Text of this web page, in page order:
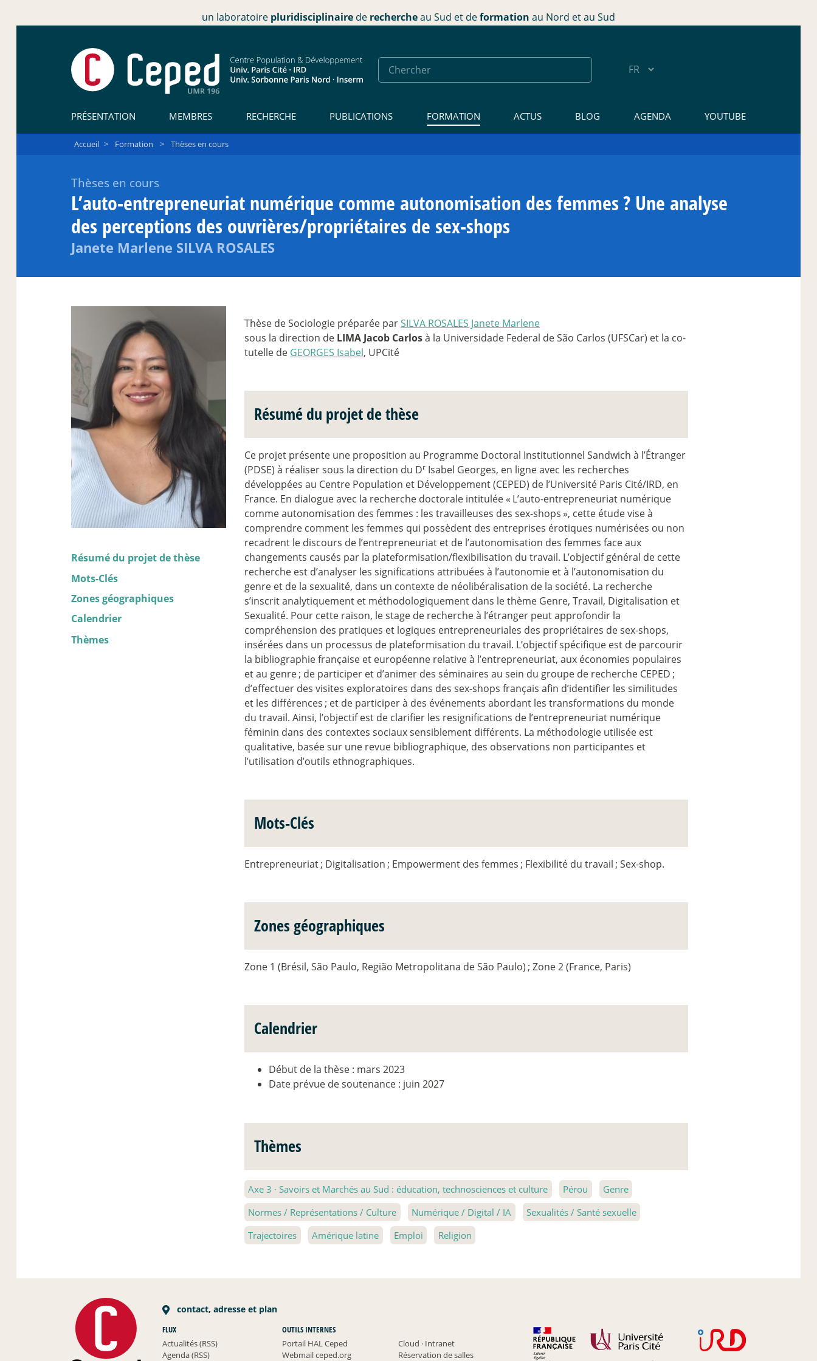
un laboratoire pluridisciplinaire de rechercheau Sud et deformation au Nord et au Sud
PRÉSENTATION MEMBRES RECHERCHE PUBLICATIONS FORMATION ACTUS BLOG AGENDA YOUTUBE
Accueil > Formation > Thèses en cours
Thèses en cours
L’auto-entrepreneuriat numérique comme autonomisation des femmes? Une analyse
des perceptions des ouvrières/propriétaires de sex-shops
Janete Marlene SILVA ROSALES
Résumé du projet de thèse
Mots-Clés
Zones géographiques
Calendrier
Thèmes
Thèse de Sociologie préparée parSILVA ROSALES Janete Marlene
sous la direction de LIMA Jacob Carlosà la Universidade Federal de São Carlos (UFSCar) et la co-
tutelle de GEORGES Isabel, UPCité
Résumé du projet de thèse
Ce projet présente une proposition au Programme Doctoral Institutionnel Sandwich à l’Étranger
(PDSE) à réaliser sous la direction du Dr Isabel Georges, en ligne avec les recherches
développées au Centre Population et Développement (CEPED) de l’Université Paris Cité/IRD, en
France. En dialogue avec la recherche doctorale intitulée « L’auto-entrepreneuriat numérique
comme autonomisation des femmes : les travailleuses des sex-shops», cette étude vise à
comprendre comment les femmes qui possèdent des entreprises érotiques numérisées ou non
recadrent le discours de l’entrepreneuriat et de l’autonomisation des femmes face aux
changements causés par la plateformisation/flexibilisation du travail. L’objectif général de cette
recherche est d’analyser les significations attribuées à l’autonomie et à l’autonomisation du
genre et de la sexualité, dans un contexte de néolibéralisation de la société. La recherche
s’inscrit analytiquement et méthodologiquement dans le thème Genre, Travail, Digitalisation et
Sexualité. Pour cette raison, le stage de recherche à l’étranger peut approfondir la
compréhension des pratiques et logiques entrepreneuriales des propriétaires de sex-shops,
insérées dans un processus de plateformisation du travail. L’objectif spécifique est de parcourir
la bibliographie française et européenne relative à l’entrepreneuriat, aux économies populaires
et au genre; de participer et d’animer des séminaires au sein du groupe de recherche CEPED ;
d’effectuer des visites exploratoires dans des sex-shops français afin d’identifier les similitudes
et les différences ; et de participer à des événements abordant les transformations du monde
du travail. Ainsi, l’objectif est de clarifier les resignifications de l’entrepreneuriat numérique
féminin dans des contextes sociaux sensiblement différents. La méthodologie utilisée est
qualitative, basée sur une revue bibliographique, des observations non participantes et
l’utilisation d’outils ethnographiques.
Mots-Clés
Entrepreneuriat; Digitalisation ; Empowerment des femmes ; Flexibilité du travail ; Sex-shop.
Zones géographiques
Zone 1 (Brésil, São Paulo, Região Metropolitana de São Paulo) ; Zone 2 (France, Paris)
Calendrier
Début de la thèse : mars 2023
Date prévue de soutenance : juin 2027
Thèmes
Axe 3 · Savoirs et Marchés au Sud : éducation, technosciences et culture Pérou
Genre
Normes / Représentations / Culture
Numérique / Digital / IA
Sexualités / Santé sexuelle
Trajectoires
Amérique latine Emploi Religion
contact, adresse et plan
FLUX
Actualités (RSS)
Agenda (RSS)
OUTILS INTERNES
Portail HAL Ceped
Cloud · Intranet
Webmail ceped.org
Réservation de salles